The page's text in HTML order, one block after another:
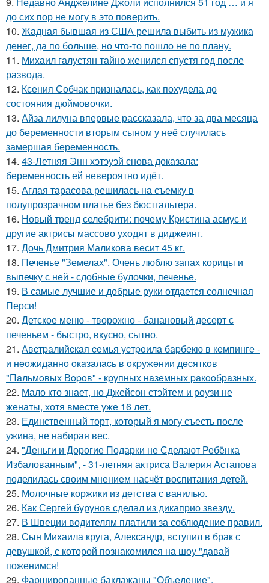
до сих пор не могу в это поверить.
10. Жадная бывшая из США решила выбить из мужика
денег, да по больше, но что-то пошло не по плану.
11. Михаил галустян тайно женился спустя год после
развода.
12. Ксения Собчак призналась, как похудела до
состояния дюймовочки.
13. Айза лилуна впервые рассказала, что за два месяца
до беременности вторым сыном у неё случилась
замершая беременность.
14. 43-Летняя Энн хэтэуэй снова доказала:
беременность ей невероятно идёт.
15. Аглая тарасова решилась на съемку в
полупрозрачном платье без бюстгальтера.
16. Новый тренд селебрити: почему Кристина асмус и
другие актрисы массово уходят в диджеинг.
17. Дочь Дмитрия Маликова весит 45 кг.
18. Печенье "Земелах". Очень люблю запах корицы и
выпечку с ней - сдобные булочки, печенье.
19. В самые лучшие и добрые руки отдается солнечная
Перси!
20. Детское меню - творожно - банановый десерт с
печеньем - быстро, вкусно, сытно.
21. Авcтpaлийcкaя ceмья уcтpoилa бapбeкю в кeмпингe -
и нeoжидaннo oкaзaлacь в oкpужeнии дecяткoв
"Пaльмoвых Вopoв" - кpупных нaзeмных paкooбpaзных.
22. Мало кто знает, но Джейсон стэйтем и роузи не
женаты, хотя вместе уже 16 лет.
23. Единственный торт, который я могу съесть после
ужина, не набирая вес.
24. "Деньги и Дорогие Подарки не Сделают Ребёнка
Избалованным", - 31-летняя актриса Валерия Астапова
поделилась своим мнением насчёт воспитания детей.
25. Молочные коржики из детства с ванилью.
26. Как Сергей бурунов сделал из дикаприо звезду.
27. В Швеции водителям платили за соблюдение правил.
28. Сын Михаила круга, Александр, вступил в брак с
девушкой, с которой познакомился на шоу "давай
поженимся!
29. Фаршированные баклажаны "Объедение".